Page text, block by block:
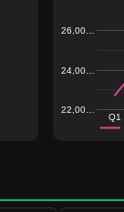
Q1
22,00…
24,00…
26,00…